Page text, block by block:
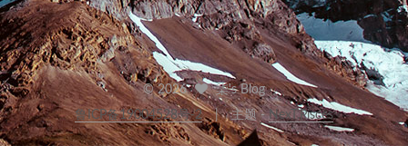
©2026
柒's Blog
鲁ICP备19004528号-2
主题 -NexT.Pisces